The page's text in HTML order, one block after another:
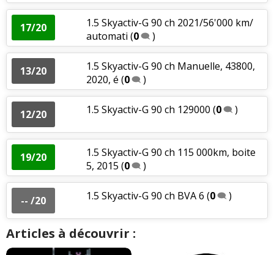
17/20
1.5 Skyactiv-G 90 ch 2021/56'000 km/
automati (0 )
13/20
1.5 Skyactiv-G 90 ch Manuelle, 43800,
2020, é (0 )
12/20 1.5 Skyactiv-G 90 ch 129000 (0 )
19/20
1.5 Skyactiv-G 90 ch 115 000km, boite
5, 2015 (0 )
-- /20 1.5 Skyactiv-G 90 ch BVA 6 (0 )
Articles à découvrir :